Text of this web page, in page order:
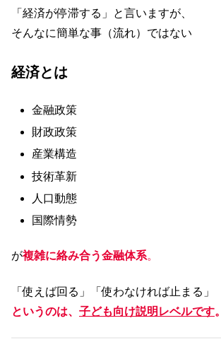
「経済が停滞する」と言いますが、
そんなに簡単な事（流れ）ではない
経済とは
金融政策
財政政策
産業構造
技術革新
人口動態
国際情勢
が複雑に絡み合う金融体系。
「使えば回る」「使わなければ止まる」
というのは、 子ども向け説明レベルです。